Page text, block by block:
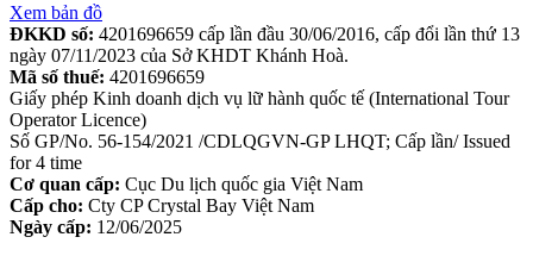
Xem bản đồ
ĐKKD số: 4201696659 cấp lần đầu 30/06/2016, cấp đổi lần thứ 13
ngày 07/11/2023 của Sở KHDT Khánh Hoà.
Mã số thuế: 4201696659
Giấy phép Kinh doanh dịch vụ lữ hành quốc tế (International Tour
Operator Licence)
Số GP/No. 56-154/2021 /CDLQGVN-GP LHQT; Cấp lần/ Issued
for 4 time
Cơ quan cấp: Cục Du lịch quốc gia Việt Nam
Cấp cho: Cty CP Crystal Bay Việt Nam
Ngày cấp: 12/06/2025